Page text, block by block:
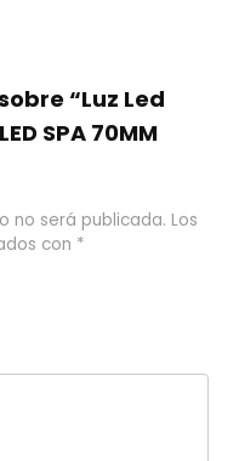
“Luz Led
SPA 70MM
no será publicada. Los
con *